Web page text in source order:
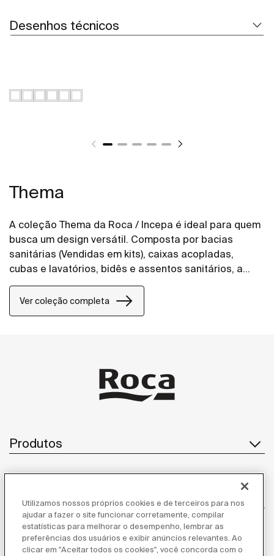
Desenhos técnicos
Thema
A coleção Thema da Roca / Incepa é ideal para quem
busca um design versátil. Composta por bacias
sanitárias (Vendidas em kits), caixas acopladas,
cubas e lavatórios, bidês e assentos sanitários, a
coleção é ideal para quem busca atemporalidade.
Ver coleção completa
Produtos
Atendimento ao cliente
Sobre nós
Utilizamos nossos próprios cookies e de terceiros para nos
ajudar a fazer o site funcionar corretamente, compilar
estatísticas para melhorar o desempenho, lembrar as
preferências dos usuários e exibir anúncios relevantes. Ao
clicar em "Aceitar todos os cookies", você concorda com o